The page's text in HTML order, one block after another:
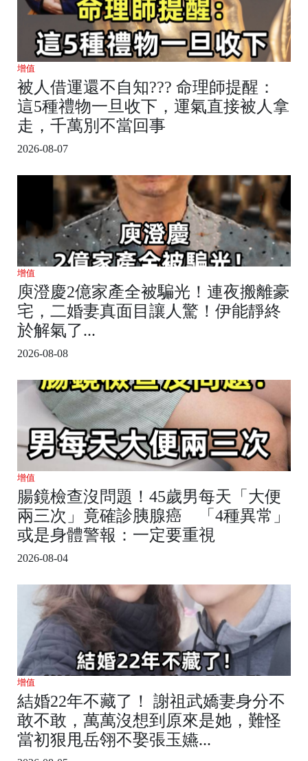
增值
被人借運還不自知??? 命理師提醒：
這5種禮物一旦收下，運氣直接被人拿
走，千萬別不當回事
2026-08-07
增值
庾澄慶2億家產全被騙光！連夜搬離豪
宅，二婚妻真面目讓人驚！伊能靜終
於解氣了...
2026-08-08
增值
腸鏡檢查沒問題！45歲男每天「大便
兩三次」竟確診胰腺癌 「4種異常」
或是身體警報：一定要重視
2026-08-04
增值
結婚22年不藏了！ 謝祖武嬌妻身分不
敢不敢，萬萬沒想到原來是她，難怪
當初狠甩岳翎不娶張玉嬿...